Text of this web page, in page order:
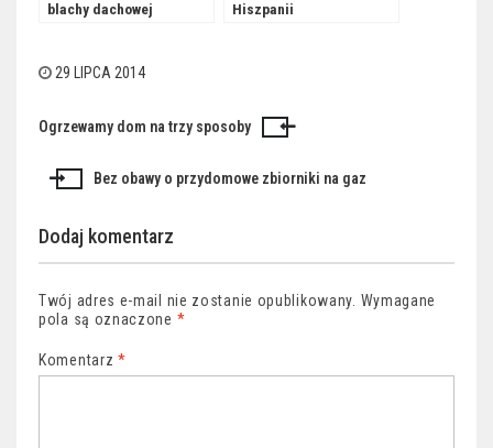
blachy dachowej
Hiszpanii
29 LIPCA 2014
Nawigacja
wpisu
Ogrzewamy dom na trzy sposoby
Bez obawy o przydomowe zbiorniki na gaz
Dodaj komentarz
Twój adres e-mail nie zostanie opublikowany. Wymagane
pola są oznaczone *
Komentarz *